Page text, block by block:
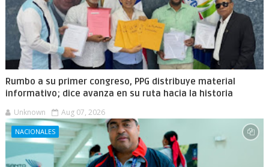
Rumbo a su primer congreso, PPG distribuye material
informativo; dice avanza en su ruta hacia la historia
Unknown Aug 07, 2026
NACIONALES